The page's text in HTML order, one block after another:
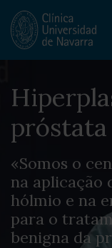
próstata
«Somos o
na aplicação
hólmio e na
para o
benigna da